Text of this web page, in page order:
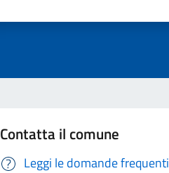
Contatta il comune
Leggi le domande frequenti